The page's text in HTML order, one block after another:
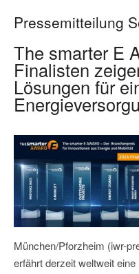
Pressemitteilung
The smarter E
Finalisten
Lösungen für
München/Pforzheim (iwr-
erfährt derzeit weltweit